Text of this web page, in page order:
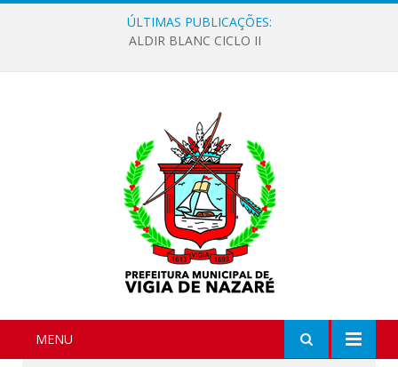
ÚLTIMAS PUBLICAÇÕES:
ALDIR BLANC CICLO II
MENU